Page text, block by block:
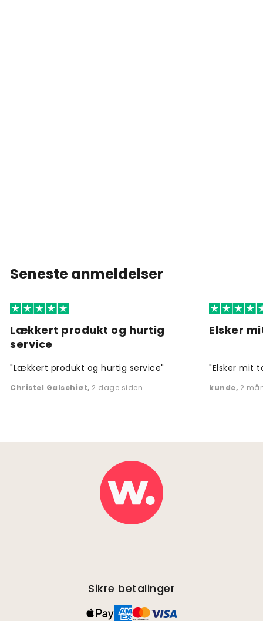
Seneste anmeldelser
Lækkert produkt og hurtig
service
"Lækkert produkt og hurtig service"
Christel Galschiøt, 2 dage siden
Elsker
"Elsker mit
kunde, 2
Sikre betalinger